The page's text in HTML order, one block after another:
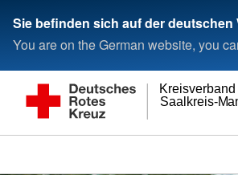
Sie befinden sich auf der deutschen
You are on the German website, you
Saalkreis-